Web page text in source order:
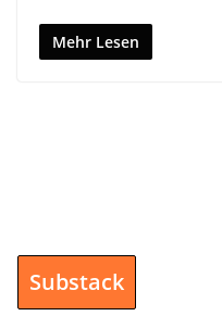
Mehr Lesen
Substack